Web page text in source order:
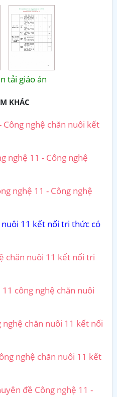
tải giáo án
KHÁC
Công nghệ chăn nuôi kết
nghệ 11 - Công nghệ
nghệ 11 - Công nghệ
11 kết nối tri thức có
chăn nuôi 11 kết nối tri
công nghệ chăn nuôi
nghệ chăn nuôi 11 kết nối
nghệ chăn nuôi 11 kết
đề Công nghệ 11 -